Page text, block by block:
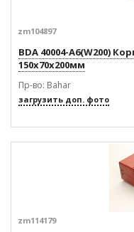
zm104897
BDA 40004-A6(W200)
150x70x200мм
Пр-во: Bahar
загрузить доп. фото
zm114179